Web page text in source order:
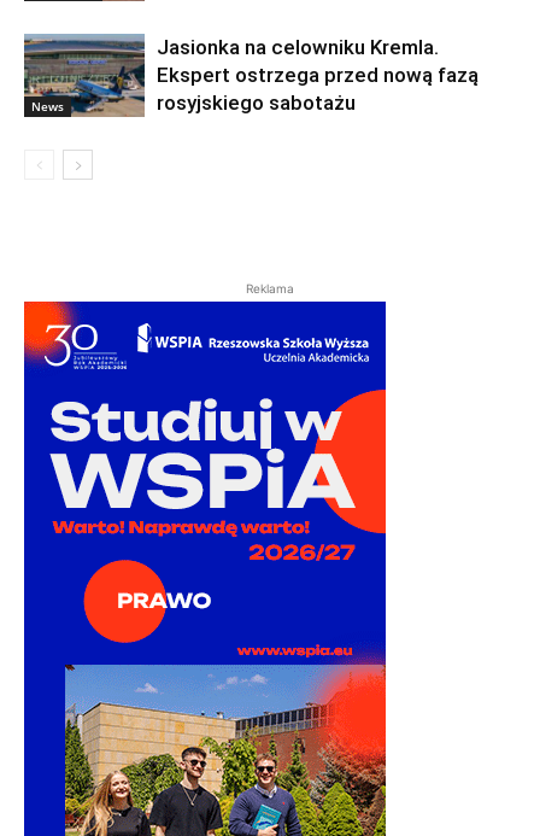
News
Jasionka na celowniku Kremla.
Ekspert ostrzega przed nową fazą
rosyjskiego sabotażu
Reklama